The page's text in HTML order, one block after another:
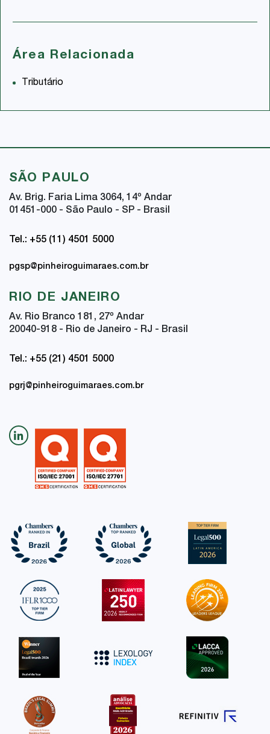
Área Relacionada
Tributário
SÃO PAULO
Av. Brig. Faria Lima 3064, 14º Andar
01451-000 - São Paulo - SP - Brasil
Tel.: +55 (11) 4501 5000
pgsp@pinheiroguimaraes.com.br
RIO DE JANEIRO
Av. Rio Branco 181, 27º Andar
20040-918 - Rio de Janeiro - RJ - Brasil
Tel.: +55 (21) 4501 5000
pgrj@pinheiroguimaraes.com.br